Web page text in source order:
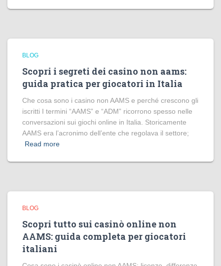
BLOG
Scopri i segreti dei casino non aams:
guida pratica per giocatori in Italia
Che cosa sono i casino non AAMS e perché crescono gli
iscritti I termini “AAMS” e “ADM” ricorrono spesso nelle
conversazioni sui giochi online in Italia. Storicamente
AAMS era l’acronimo dell’ente che regolava il settore;
Read more
BLOG
Scopri tutto sui casinò online non
AAMS: guida completa per giocatori
italiani